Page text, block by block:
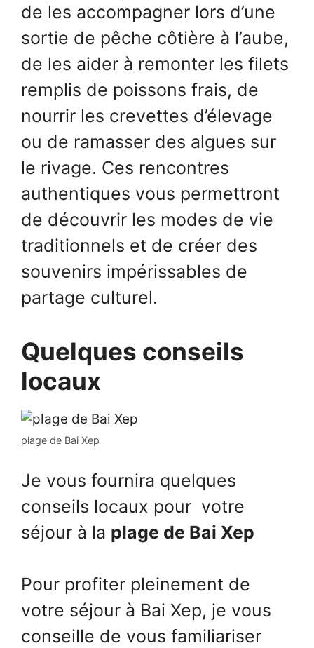
de les accompagner lors d’une
sortie de pêche côtière à l’aube,
de les aider à remonter les filets
remplis de poissons frais, de
nourrir les crevettes d’élevage
ou de ramasser des algues sur
le rivage. Ces rencontres
authentiques vous permettront
de découvrir les modes de vie
traditionnels et de créer des
souvenirs impérissables de
partage culturel.
Quelques conseils
locaux
plage de Bai Xep
Je vous fournira quelques
conseils locaux pour votre
séjour à la plage de Bai Xep
Pour profiter pleinement de
votre séjour à Bai Xep, je vous
conseille de vous familiariser